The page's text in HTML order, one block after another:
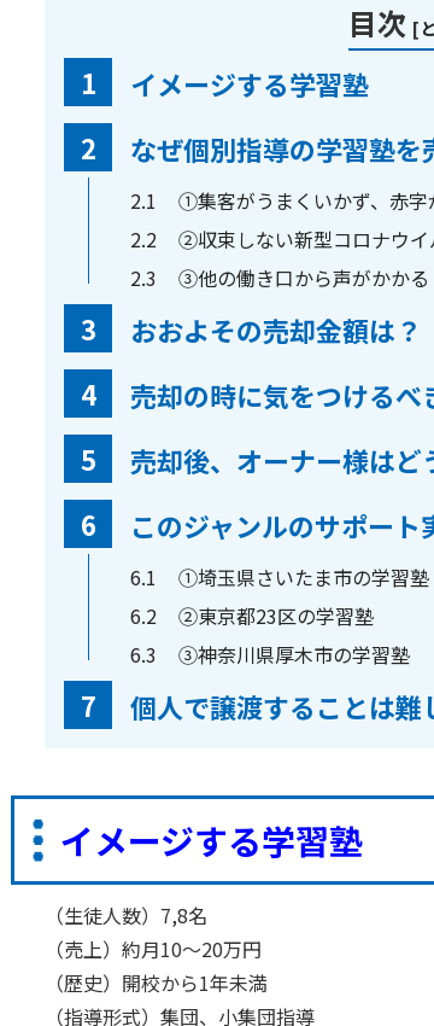
目次 [
1
イメージする学習塾
2
なぜ個別指導の学習塾を
2.1
①集客がうまくいかず、赤字
2.2
②収束しない新型コロナウイ
2.3
③他の働き口から声がかかる
3
おおよその売却金額は？
4
売却の時に気をつけるべ
5
売却後、オーナー様はど
6
このジャンルのサポート
6.1
①埼玉県さいたま市の学習塾
6.2
②東京都23区の学習塾
6.3
③神奈川県厚木市の学習塾
7 個人で譲渡することは難
イメージする学習塾
（生徒人数） 7,8名
（売上）約月10～20万円
（歴史）開校から1年未満
（指導形式）集団、小集団指導